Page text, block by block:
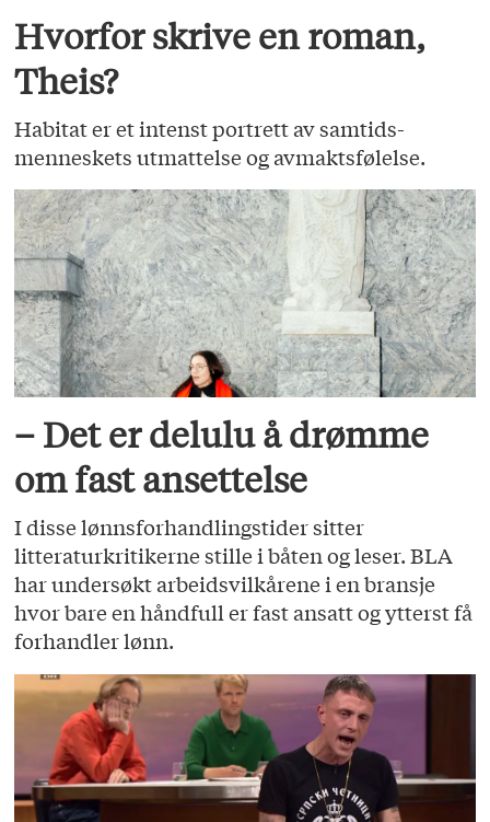
Hvorfor skrive en roman,
Theis?
Habitat er et intenst portrett av samtids­
menneskets utmattelse og avmaktsfølelse.
– Det er delulu å drømme
om fast ansettelse
I disse lønnsforhandlingstider sitter
litteraturkritikerne stille i båten og leser. BLA
har undersøkt arbeidsvilkårene i en bransje
hvor bare en håndfull er fast ansatt og ytterst få
forhandler lønn.